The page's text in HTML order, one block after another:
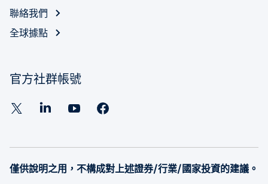
聯絡我們
全球據點
官方社群帳號
僅供說明之用，不構成對上述證券/行業/國家投資的建議。